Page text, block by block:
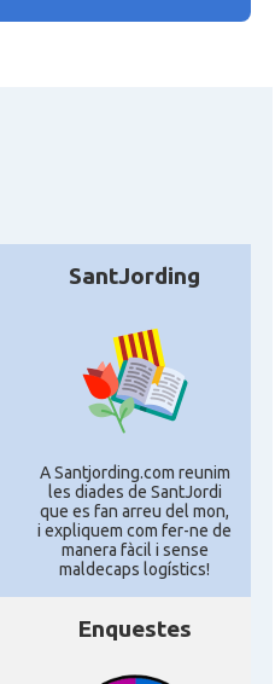
SantJording
A Santjording.com reunim
les diades de SantJordi
que es fan arreu del mon,
i expliquem com fer-ne de
manera fàcil i sense
maldecaps logí­stics!
Enquestes